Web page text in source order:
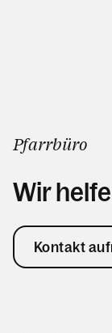
Pfarrbüro
Wir
Kontakt